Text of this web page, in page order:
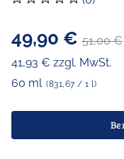
49,90 € 51,00 €
41,93 € zzgl. MwSt.
60 ml (831,67 / 1 l)